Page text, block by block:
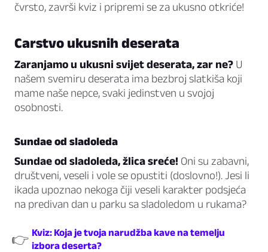
čvrsto, završi kviz i pripremi se za ukusno otkriće!
Carstvo ukusnih deserata
Zaranjamo u ukusni svijet deserata, zar ne? U
našem svemiru deserata ima bezbroj slatkiša koji
mame naše nepce, svaki jedinstven u svojoj
osobnosti.
Sundae od sladoleda
Sundae od sladoleda, žlica sreće! Oni su zabavni,
društveni, veseli i vole se opustiti (doslovno!). Jesi li
ikada upoznao nekoga čiji veseli karakter podsjeća
na predivan dan u parku sa sladoledom u rukama?
👉 Kviz: Koja je tvoja narudžba kave na temelju
izbora deserta?